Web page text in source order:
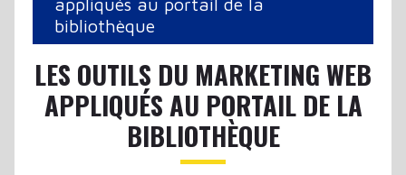
bibliothèque
LES OUTILS DU MARKETING WEB
APPLIQUÉS AU PORTAIL DE LA
BIBLIOTHÈQUE